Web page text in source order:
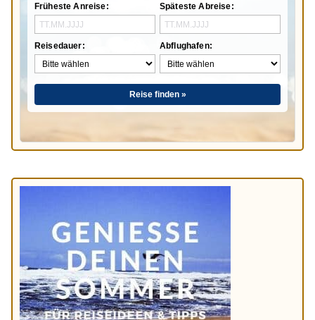
Früheste Anreise:
Reisedauer:
Späteste Abreise:
Abflughafen:
Reise finden »